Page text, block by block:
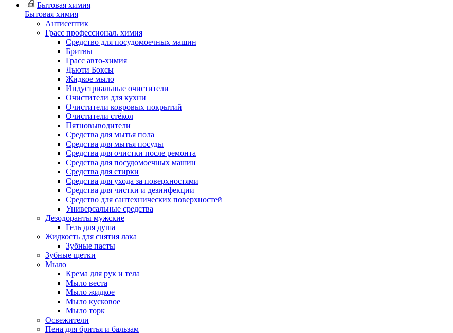
Бытовая химия
Бытовая химия
Антисептик
Грасс профессионал. химия
Cредство для посудомоечных машин
Бритвы
Грасс авто-химия
Дьюти Боксы
Жидкое мыло
Индустриальные очистители
Очистители для кухни
Очистители ковровых покрытий
Очистители стёкол
Пятновыводители
Средства для мытья пола
Средства для мытья посуды
Средства для очистки после ремонта
Средства для посудомоечных машин
Средства для стирки
Средства для ухода за поверхностями
Средства для чистки и дезинфекции
Средство для сантехнических поверхностей
Универсальные средства
Дезодоранты мужские
Гель для душа
Жидкость для снятия лака
Зубные пасты
Зубные щетки
Мыло
Крема для рук и тела
Мыло веста
Мыло жидкое
Мыло кусковое
Мыло торк
Освежители
Пена для бритья и бальзам